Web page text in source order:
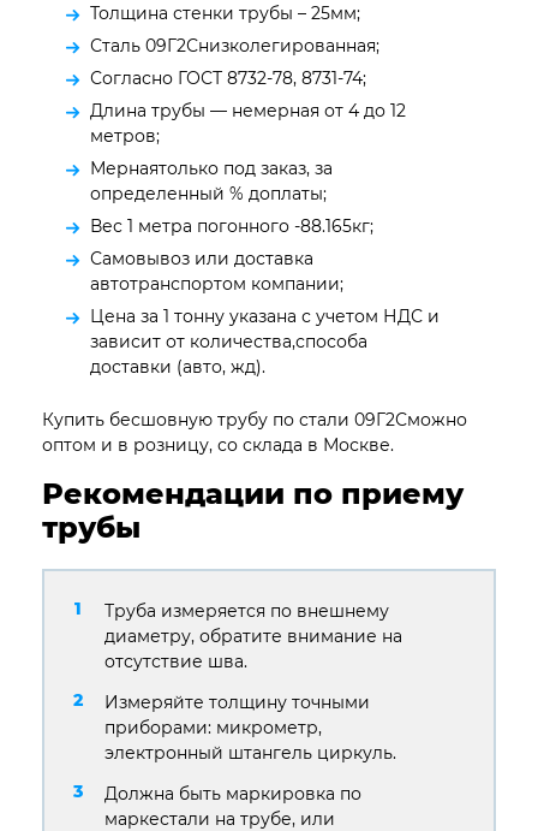
Толщина стенки трубы – 25мм;
Сталь 09Г2Снизколегированная;
Согласно ГОСТ 8732-78, 8731-74;
Длина трубы — немерная от 4 до 12
метров;
Мернаятолько под заказ, за
определенный % доплаты;
Вес 1 метра погонного -88.165кг;
Самовывоз или доставка
автотранспортом компании;
Цена за 1 тонну указана с учетом НДС и
зависит от количества,способа
доставки (авто, жд).
Купить бесшовную трубу по стали 09Г2Сможно
оптом и в розницу, со склада в Москве.
Рекомендации по приему
трубы
Труба измеряется по внешнему
диаметру, обратите внимание на
отсутствие шва.
Измеряйте толщину точными
приборами: микрометр,
электронный штангель циркуль.
Должна быть маркировка по
маркестали на трубе, или